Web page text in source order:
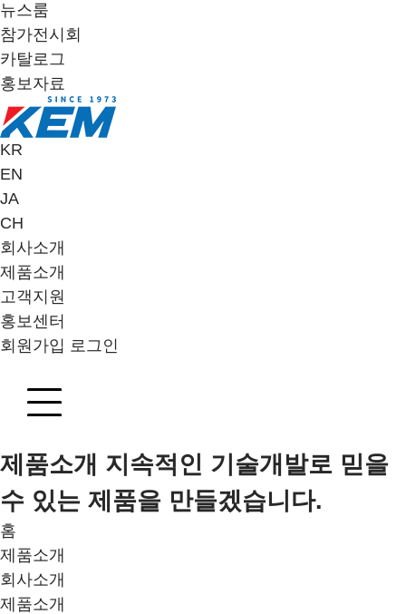
뉴스룸
참가전시회
카탈로그
홍보자료
KR
EN
JA
CH
회사소개
제품소개
고객지원
홍보센터
회원가입 로그인
제품소개 지속적인 기술개발로 믿을
수 있는 제품을 만들겠습니다.
홈
제품소개
회사소개
제품소개